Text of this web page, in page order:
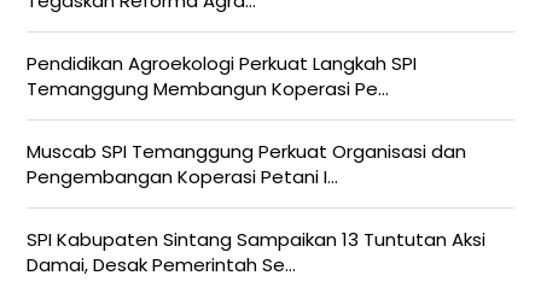
Pendidikan Agroekologi Perkuat Langkah SPI
Temanggung Membangun Koperasi Pe...
Muscab SPI Temanggung Perkuat Organisasi dan
Pengembangan Koperasi Petani I...
SPI Kabupaten Sintang Sampaikan 13 Tuntutan Aksi
Damai, Desak Pemerintah Se...